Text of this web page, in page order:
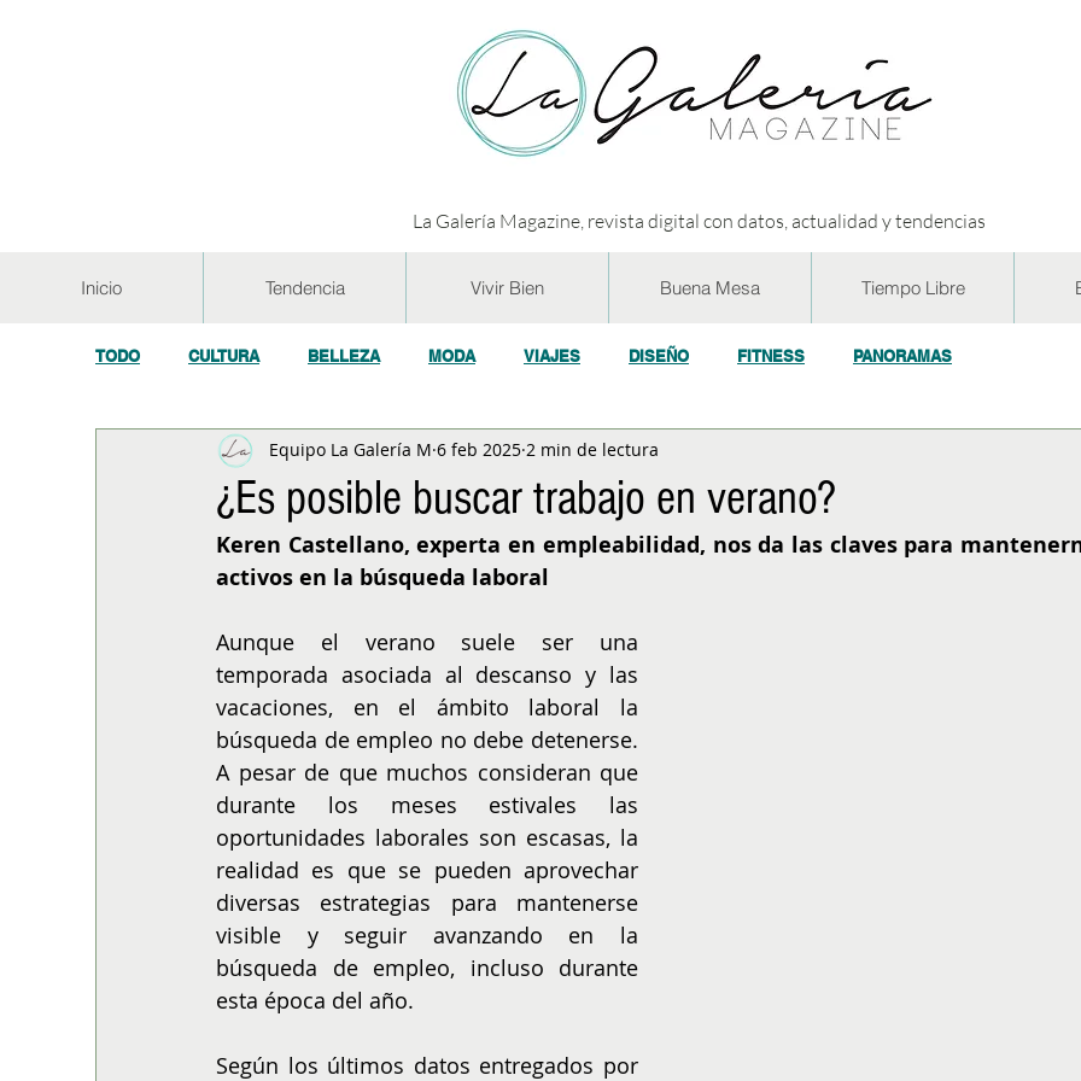
La Galería Magazine, revista digital con datos, actualidad y tendencias
Inicio Tendencia Vivir Bien Buena Mesa Tiempo Libre
TODO CULTURA BELLEZA MODA VIAJES DISEÑO FITNESS PANORAMAS
GASTRONOMÍA Y VINOS SALUD TECNOLOGÍA ECO y RSE
ALIMENTACIÓN COLUMNA BUENA MESA NIÑOS EMPRENDER
¿Es posible buscar trabajo en verano?
Equipo La Galería M 6 feb 2025 2 min de lectura
Keren Castellano, experta en empleabilidad, nos da las claves para
activos en la búsqueda laboral
Aunque el verano suele ser una
temporada asociada al descanso y las
vacaciones, en el ámbito laboral la
búsqueda de empleo no debe detenerse.
A pesar de que muchos consideran que
durante los meses estivales las
oportunidades laborales son escasas, la
realidad es que se pueden aprovechar
diversas estrategias para mantenerse
visible y seguir avanzando en la
búsqueda de empleo, incluso durante
esta época del año.
Según los últimos datos entregados por